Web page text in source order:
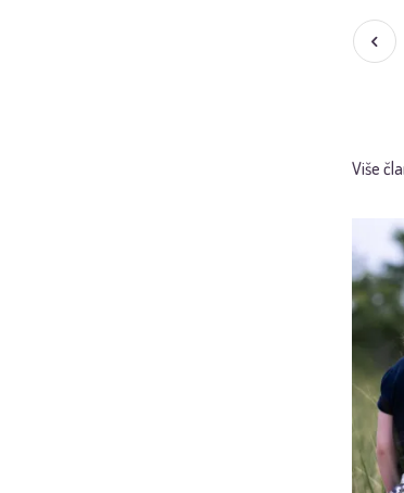
Više